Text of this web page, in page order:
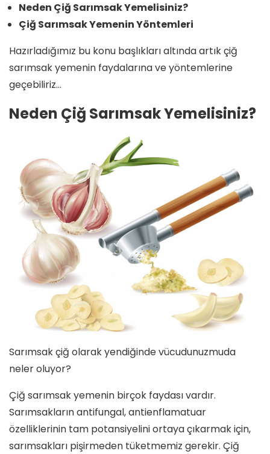
Neden Çiğ Sarımsak Yemelisiniz?
Çiğ Sarımsak Yemenin Yöntemleri
Hazırladığımız bu konu başlıkları altında artık çiğ
sarımsak yemenin faydalarına ve yöntemlerine
geçebiliriz…
Neden Çiğ Sarımsak Yemelisiniz?
Sarımsak çiğ olarak yendiğinde vücudunuzmuda
neler oluyor?
Çiğ sarımsak yemenin birçok faydası vardır.
Sarımsakların antifungal, antienflamatuar
özelliklerinin tam potansiyelini ortaya çıkarmak için,
sarımsakları pişirmeden tüketmemiz gerekir. Çiğ